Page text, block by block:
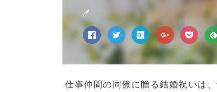
仕事仲間の同僚に贈る結婚祝いは